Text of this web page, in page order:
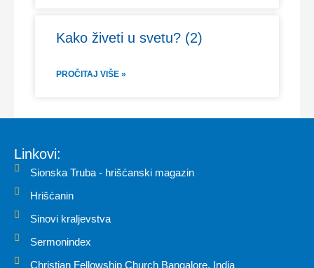
Kako živeti u svetu? (2)
PROČITAJ VIŠE »
Linkovi:
Sionska Truba - hrišćanski magazin
Hrišćanin
Sinovi kraljevstva
Sermonindex
Christian Fellowship Church Bangalore, India